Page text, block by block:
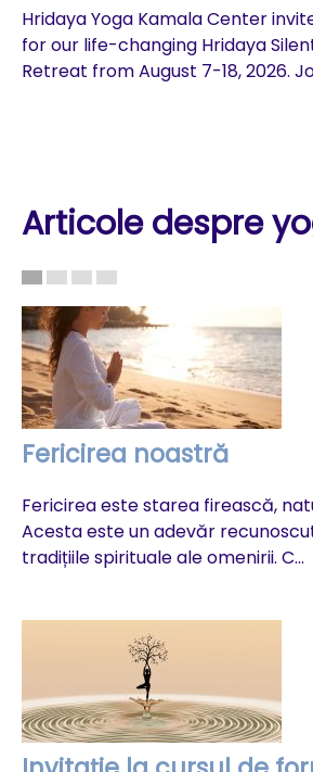
Hridaya Yoga Kamala Center
for our life-changing Hridaya
Retreat from August 7-18, 2026.
Articole despre
Fericirea noastră
Fericirea este starea firească,
Acesta este un adevăr
tradițiile spirituale ale omenirii. C...